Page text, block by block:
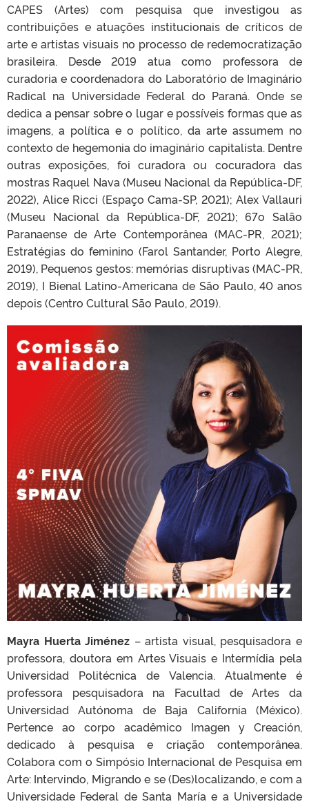
CAPES (Artes) com pesquisa que investigou as
contribuições e atuações institucionais de críticos de
arte e artistas visuais no processo de redemocratização
brasileira. Desde 2019 atua como professora de
curadoria e coordenadora do Laboratório de Imaginário
Radical na Universidade Federal do Paraná. Onde se
dedica a pensar sobre o lugar e possíveis formas que as
imagens, a política e o político, da arte assumem no
contexto de hegemonia do imaginário capitalista. Dentre
outras exposições, foi curadora ou cocuradora das
mostras Raquel Nava (Museu Nacional da República-DF,
2022), Alice Ricci (Espaço Cama-SP, 2021); Alex Vallauri
(Museu Nacional da República-DF, 2021); 67o Salão
Paranaense de Arte Contemporânea (MAC-PR, 2021);
Estratégias do feminino (Farol Santander, Porto Alegre,
2019), Pequenos gestos: memórias disruptivas (MAC-PR,
2019), I Bienal Latino-Americana de São Paulo, 40 anos
depois (Centro Cultural São Paulo, 2019).
Mayra Huerta Jiménez – artista visual, pesquisadora e
professora, doutora em Artes Visuais e Intermídia pela
Universidad Politécnica de Valencia. Atualmente é
professora pesquisadora na Facultad de Artes da
Universidad Autónoma de Baja California (México).
Pertence ao corpo acadêmico Imagen y Creación,
dedicado à pesquisa e criação contemporânea.
Colabora com o Simpósio Internacional de Pesquisa em
Arte: Intervindo, Migrando e se (Des)localizando, e com a
Universidade Federal de Santa María e a Universidade